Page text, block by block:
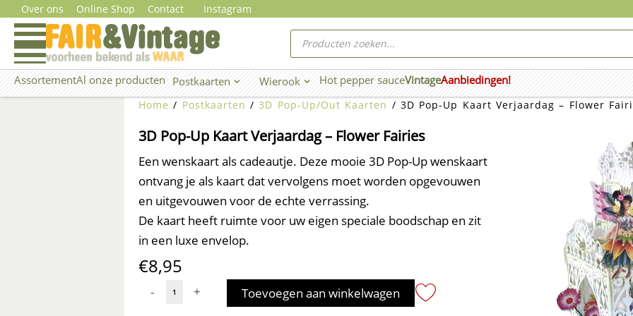
naar
inhoud
Over ons Online Shop Contact Instagram
Producten
zoeken
AssortementAl onze producten Postkaarten Open Postkaarten
Wierook Open Wierook
Hot pepper sauceVintageAanbiedingen!
Home / Postkaarten /3D Pop-Up/Out Kaarten / 3D Pop-Up Kaart Verjaardag – Flower
3D Pop-Up Kaart Verjaardag – Flower Fairies
Een wenskaart als cadeautje. Deze mooie 3D Pop-Up wenskaart
ontvang je als kaart dat vervolgens moet worden opgevouwen
en uitgevouwen voor de echte verrassing.
De kaart heeft ruimte voor uw eigen speciale boodschap en zit
in een luxe envelop.
€8,95
- + Toevoegen aan winkelwagen